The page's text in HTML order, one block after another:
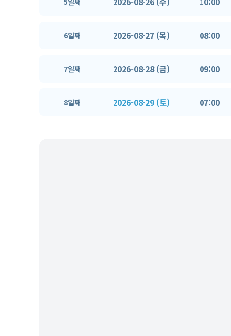
5일째
6일째 2026-08-27 (목) 08:00
7일째 2026-08-28 (금) 09:00
8일째 2026-08-29 (토) 07:00